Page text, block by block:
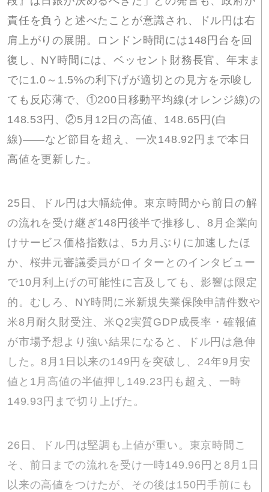
責任を負うと述べたことが意識され、ドル円は右
肩上がりの展開。ロンドン時間には148円台を回
復し、NY時間には、ベッセント財務長官、年末ま
でに1.0～1.5%の利下げが適切との見方を示唆し
ても反応薄で、①200日移動平均線(オレンジ線)の
148.53円、②5月12日の高値、148.65円(白
線)――など節目を超え、一次148.92円まで本日
高値を更新した。
25日、ドル円は大幅続伸。東京時間から前日の解
の流れを受け継ぎ148円後半で推移し、8月企業向
けサービス価格指数は、5カ月ぶりに加速したほ
か、桜井元審議委員がロイターとのインタビュー
で10月利上げの可能性に言及しても、影響は限定
的。むしろ、NY時間に米新規失業保険申請件数や
米8月耐久財受注、米Q2実質GDP成長率・確報値
が市場予想より強い結果になると、ドル円は急伸
した。8月1日以来の149円を突破し、24年9月安
値と1月高値の半値押し149.23円も超え、一時
149.93円まで切り上げた。
26日、ドル円は堅調も上値が重い。東京時間こ
そ、前日までの流れを受け一時149.96円と8月1日
以来の高値をつけたが、その後は150円手前にも